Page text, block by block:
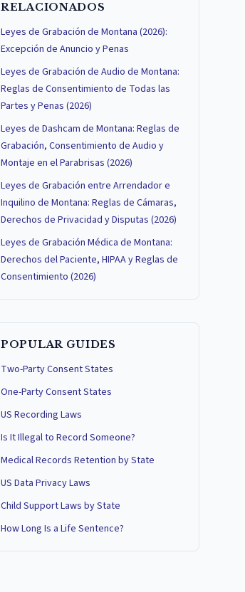
RELACIONADOS
Leyes de Grabación de Montana (2026):
Excepción de Anuncio y Penas
Leyes de Grabación de Audio de Montana:
Reglas de Consentimiento de Todas las
Partes y Penas (2026)
Leyes de Dashcam de Montana: Reglas de
Grabación, Consentimiento de Audio y
Montaje en el Parabrisas (2026)
Leyes de Grabación entre Arrendador e
Inquilino de Montana: Reglas de Cámaras,
Derechos de Privacidad y Disputas (2026)
Leyes de Grabación Médica de Montana:
Derechos del Paciente, HIPAA y Reglas de
Consentimiento (2026)
POPULAR GUIDES
Two-Party Consent States
One-Party Consent States
US Recording Laws
Is It Illegal to Record Someone?
Medical Records Retention by State
US Data Privacy Laws
Child Support Laws by State
How Long Is a Life Sentence?